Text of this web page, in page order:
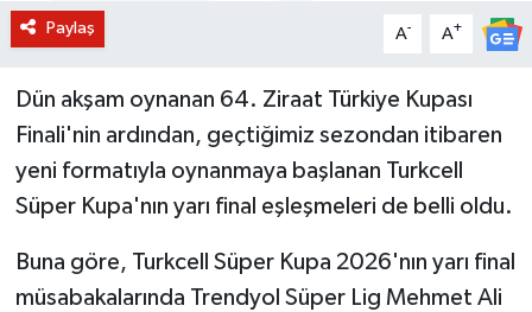
Paylaş A- A+
Dün akşam oynanan 64. Ziraat Türkiye Kupası
Finali'nin ardından, geçtiğimiz sezondan itibaren
yeni formatıyla oynanmaya başlanan Turkcell
Süper Kupa'nın yarı final eşleşmeleri de belli oldu.
Buna göre, Turkcell Süper Kupa 2026'nın yarı final
müsabakalarında Trendyol Süper Lig Mehmet Ali